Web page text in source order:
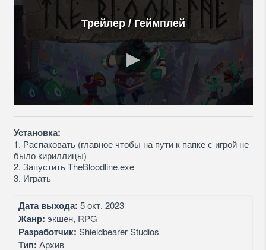
Трейлер / Геймплей
Установка:
1. Распаковать (главное чтобы на пути к папке с игрой не
было кириллицы)
2. Запустить TheBloodline.exe
3. Играть
Дата выхода: 5 окт. 2023
Жанр: экшен, RPG
Разработчик: Shieldbearer Studios
Тип: Архив